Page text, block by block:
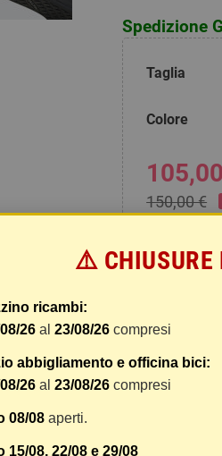
Spedizione
Taglia
Colore
150,00 €
remove
⚠️
ricambi:
26 al 23/08/26 compresi
abbigliamento e officina bici:
26 al 23/08/26 compresi
08/08 aperti.
15/08, 22/08 e 29/08